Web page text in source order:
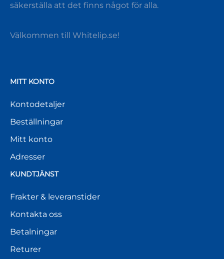
säkerställa att det finns något för alla.
Välkommen till Whitelip.se!
MITT KONTO
Kontodetaljer
Beställningar
Mitt konto
Adresser
KUNDTJÄNST
Frakter & leveranstider
Kontakta oss
Betalningar
Returer